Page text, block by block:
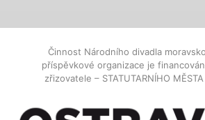
Činnost Národního divadla
příspěvkové organizace je
zřizovatele – STATUTARNÍHO MĚSTA